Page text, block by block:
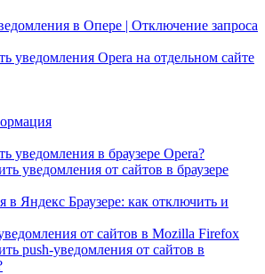
в Опере | Отключение запроса
уведомления Opera на отдельном сайте
уведомления в браузере Opera?
уведомления от сайтов в браузере
в Яндекс Браузере: как отключить и
от сайтов в Mozilla Firefox
push-уведомления от сайтов в